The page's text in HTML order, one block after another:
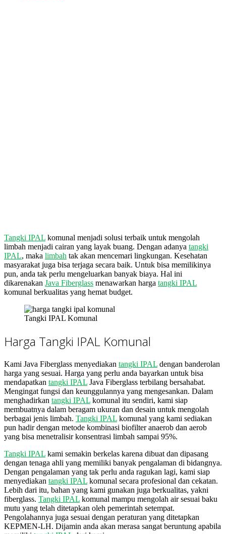
Tangki IPAL komunal menjadi solusi terbaik untuk mengolah
limbah menjadi cairan yang layak buang. Dengan adanya tangki
IPAL, maka limbah tak akan mencemari lingkungan. Kesehatan
masyarakat juga bisa terjaga secara baik. Untuk bisa memilikinya
pun, anda tak perlu mengeluarkan banyak biaya. Hal ini
dikarenakan Java Fiberglass menawarkan harga tangki IPAL
komunal berkualitas yang hemat budget.
Tangki IPAL Komunal
Harga Tangki IPAL Komunal
Kami Java Fiberglass menyediakan tangki IPAL dengan banderolan
harga yang sesuai. Harga yang perlu anda bayarkan untuk bisa
mendapatkan tangki IPAL Java Fiberglass terbilang bersahabat.
Mengingat fungsi dan keunggulannya yang mengesankan. Dalam
menghadirkan tangki IPAL komunal itu sendiri, kami siap
membuatnya dalam beragam ukuran dan desain untuk mengolah
berbagai jenis limbah. Tangki IPAL komunal yang kami sediakan
pun hadir dengan metode kombinasi biofilter anaerob dan aerob
yang bisa menetralisir konsentrasi limbah sampai 95%.
Tangki IPAL kami semakin berkelas karena dibuat dan dipasang
dengan tenaga ahli yang memiliki banyak pengalaman di bidangnya.
Dengan pengalaman yang tak perlu anda ragukan lagi, kami siap
menyediakan tangki IPAL komunal secara profesional dan cekatan.
Lebih dari itu, bahan yang kami gunakan juga berkualitas, yakni
fiberglass. Tangki IPAL komunal mampu mengolah air sesuai baku
mutu yang telah ditetapkan oleh pemerintah setempat.
Pengolahannya juga sesuai dengan peraturan yang ditetapkan
KEPMEN-LH. Dijamin anda akan merasa sangat beruntung apabila